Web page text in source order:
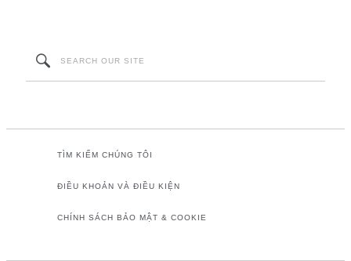
TÌM KIẾM CHÚNG TÔI
ĐIỀU KHOẢN VÀ ĐIỀU KIỆN
CHÍNH SÁCH BẢO MẬT & COOKIE